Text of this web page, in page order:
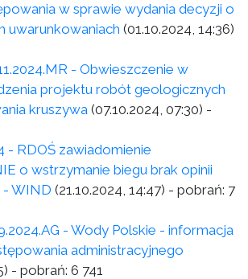
w sprawie wydania decyzji o
uwarunkowaniach (01.10.2024, 14:36)
- Obwieszczenie w
projektu robót geologicznych
kruszywa (07.10.2024, 07:30) -
- RDOŚ zawiadomienie
o wstrzymanie biegu brak opinii
- WIND (21.10.2024, 14:47) - pobrań: 7
- Wody Polskie - informacja
administracyjnego
- pobrań: 6 741